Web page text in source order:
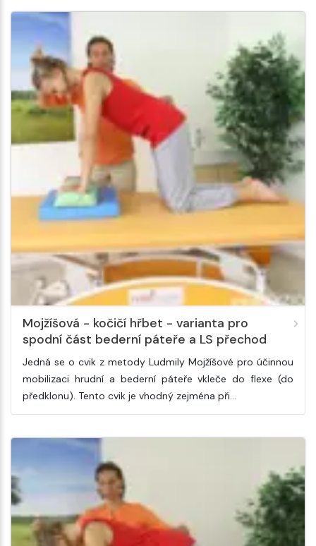
Mojžíšová - kočičí hřbet - varianta pro
spodní část bederní páteře a LS přechod
Jedná se o cvik z metody Ludmily Mojžíšové pro účinnou
mobilizaci hrudní a bederní páteře vkleče do flexe (do
předklonu). Tento cvik je vhodný zejména při…